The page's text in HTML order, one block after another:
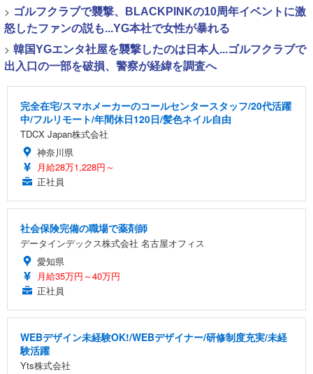
> ゴルフクラブで襲撃、BLACKPINKの10周年イベントに激
怒したファンの説も...YG本社で女性が暴れる
> 韓国YGエンタ社屋を襲撃したのは日本人...ゴルフクラブで
出入口の一部を破損、警察が経緯を調査へ
完全在宅/スマホメーカーのコールセンタースタッフ/20代活躍
中/フルリモート/年間休日120日/髪色ネイル自由
TDCX Japan株式会社
神奈川県
月給28万1,228円～
正社員
社会保険完備の職場で薬剤師
データインデックス株式会社 名古屋オフィス
愛知県
月給35万円～40万円
正社員
WEBデザイン未経験OK!/WEBデザイナー/研修制度充実/未経
験活躍
Yts株式会社